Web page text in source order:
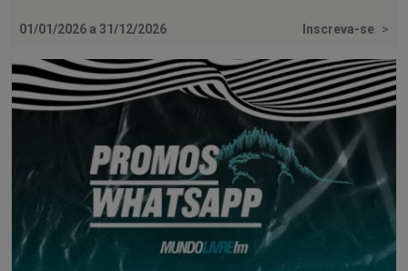
01/01/2026 a 31/12/2026 Inscreva-se >